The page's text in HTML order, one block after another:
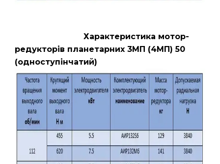
Характеристика мотор-
редукторів планетарних 3МП (4МП) 50
(одноступінчатий)